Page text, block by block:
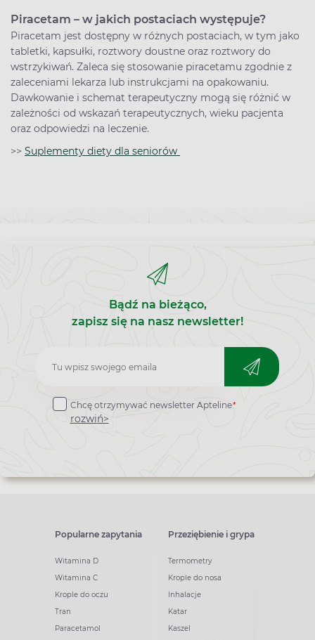
Piracetam – w jakich postaciach występuje?
Piracetam jest dostępny w różnych postaciach, w tym jako
tabletki, kapsułki, roztwory doustne oraz roztwory do
wstrzykiwań. Zaleca się stosowanie piracetamu zgodnie z
zaleceniami lekarza lub instrukcjami na opakowaniu.
Dawkowanie i schemat terapeutyczny mogą się różnić w
zależności od wskazań terapeutycznych, wieku pacjenta
oraz odpowiedzi na leczenie.
>> Suplementy diety dla seniorów
Bądź na bieżąco,
zapisz się na nasz newsletter!
Zapisz
do
newslettera
Chcę otrzymywać newsletter Apteline*
rozwiń>
Popularne zapytania
Witamina D
Witamina C
Krople do oczu
Tran
Paracetamol
Przeziębienie i grypa
Termometry
Krople do nosa
Inhalacje
Katar
Kaszel